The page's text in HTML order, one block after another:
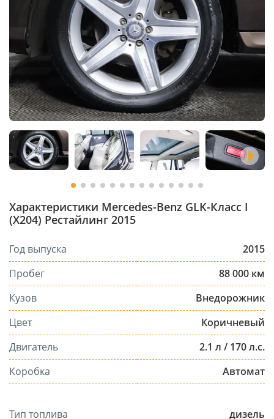
Характеристики Mercedes-Benz GLK-Класс I
(X204) Рестайлинг 2015
Год выпуска
2015
Пробег
88 000 км
Кузов
Внедорожник
Цвет
Коричневый
Двигатель
2.1 л / 170 л.с.
Коробка
Автомат
Тип топлива
дизель